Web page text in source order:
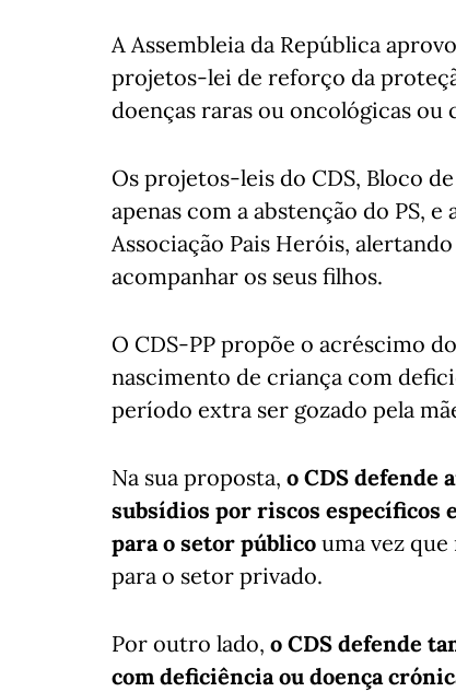
A Assembleia da República
projetos-lei de reforço da
doenças raras ou oncológicas ou
Os projetos-leis do CDS, Bloco
apenas com a abstenção do PS,
Associação Pais Heróis,
acompanhar os seus filhos.
O CDS-PP propõe o acréscimo
nascimento de criança com
período extra ser gozado pela
Na sua proposta, o CDS defende
subsídios por riscos específicos
para o setor público uma vez
para o setor privado.
Por outro lado, o CDS defende
com deficiência ou doença